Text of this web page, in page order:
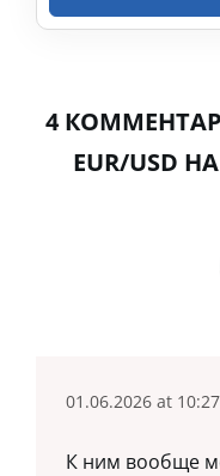
4
EUR/USD
01.06.2026 at 10:27
К ним вообще